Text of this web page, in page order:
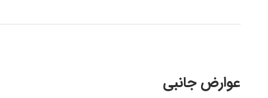
عوارض جانبی